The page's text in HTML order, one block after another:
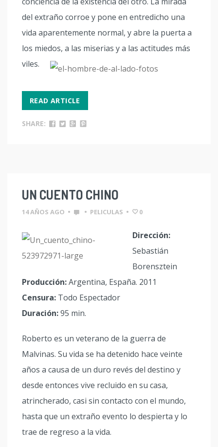
del extraño corroe y pone en entredicho una
vida aparentemente normal, y abre la puerta a
los miedos, a las miserias y a las actitudes más
viles.
READ ARTICLE
SHARE:
UN CUENTO CHINO
14 AÑOS AGO • • PELICULAS • 0
Dirección:
Sebastián
Borensztein
Producción:Argentina, España. 2011
Censura: Todo Espectador
Duración:95 min.
Roberto es un veterano de la guerra de
Malvinas. Su vida se ha detenido hace veinte
años a causa de un duro revés del destino y
desde entonces vive recluido en su casa,
atrincherado, casi sin contacto con el mundo,
hasta que un extraño evento lo despierta y lo
trae de regreso a la vida.